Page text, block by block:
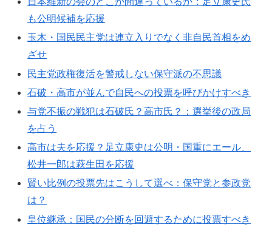
も公明候補を応援
玉木・国民民主党は連立入りでなく非自民首相をめ
ざせ
民主党政権復活を警戒しない保守派の不思議
石破・高市が並んで自民への投票を呼びかけすべき
与党不振の戦犯は石破氏？高市氏？：選挙後の政局
を占う
高市は夫を応援？足立康史は公明・国重にエール、
松井一郎は萩生田を応援
賢い比例の投票先はこうして選べ：保守党と参政党
は？
皇位継承：国民の分断を回避するために投票すべき